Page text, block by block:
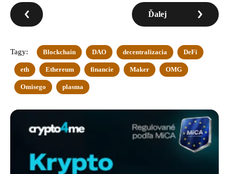
Ďalej
Tagy: Blockchain DAO decentralizacia DeFi
eth Ethereum financie Maker OMG
Omisego plasma